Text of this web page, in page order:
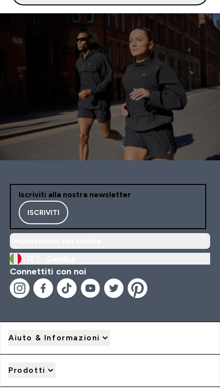
Iscriviti alla nostra newsletter
ISCRIVITI
Connettiti con noi
Aiuto & Informazioni
Prodotti